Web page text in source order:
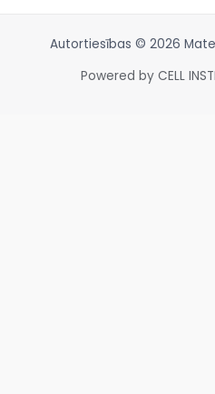
Autortiesības © 2026
Powered by CELL